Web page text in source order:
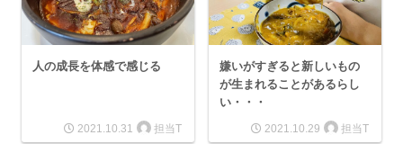
人の成長を体感で感じる
2021.10.31 担当T
嫌いがすぎると新しいもの
が生まれることがあるらし
い・・・
2021.10.29 担当T